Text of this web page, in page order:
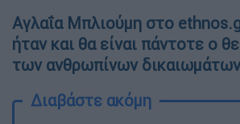
Αγλαΐα Μπλιούμη στο
ήταν και θα είναι πάντοτε ο
των ανθρωπίνων
Διαβάστε ακόμη